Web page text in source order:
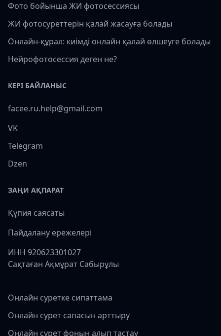
Фото бойынша ЖИ фотосессиясы
ЖИ фотосуреттерін қалай жасауға болады
Онлайн-құрал: киімді онлайн қалай өлшеуге болады
Нейрофотосессия деген не?
КЕРІ БАЙЛАНЫС
facee.ru.help@gmail.com
VK
Telegram
Dzen
ЗАҢИ АҚПАРАТ
Құпия саясаты
Пайдалану ережелері
ИНН 920623301027
Сақтаған Ақмұрат Сабырұлы
Онлайн суретке сипаттама
Онлайн сурет сапасын арттыру
Онлайн сурет фонын алып тастау